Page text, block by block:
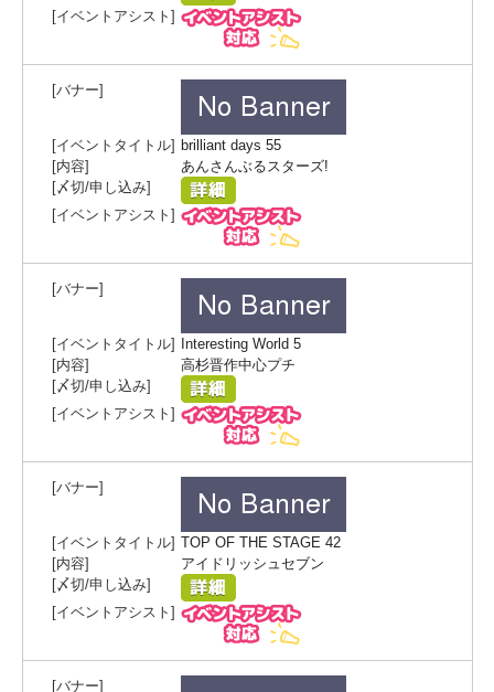
brilliant days 55
あんさんぶるスターズ!
Interesting World 5
高杉晋作中心プチ
TOP OF THE STAGE 42
アイドリッシュセブン